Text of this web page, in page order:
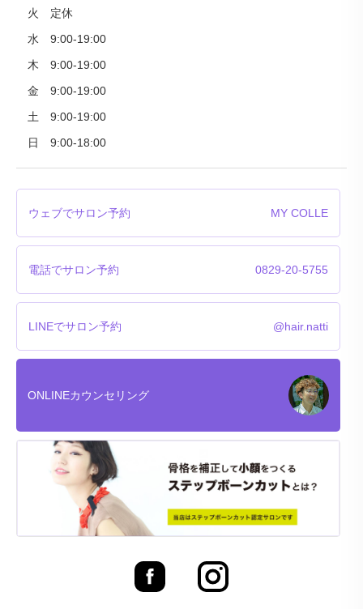
火 定休
水 9:00-19:00
木 9:00-19:00
金 9:00-19:00
土 9:00-19:00
日 9:00-18:00
ウェブでサロン予約 MY COLLE
電話でサロン予約 0829-20-5755
LINEでサロン予約 @hair.natti
ONLINEカウンセリング